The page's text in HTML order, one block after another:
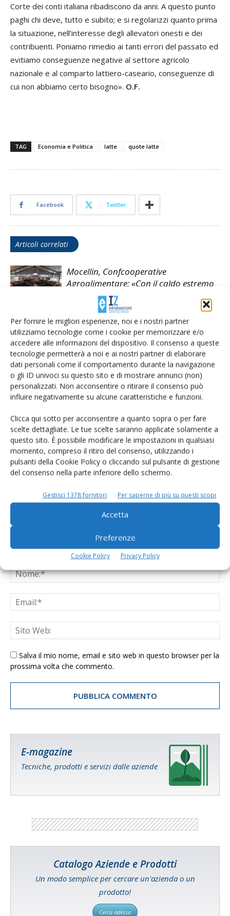
Per fornire le migliori esperienze, noi e i nostri partner
utilizziamo tecnologie come i cookie per memorizzare e/o
accedere alle informazioni del dispositivo. Il consenso a queste
tecnologie permetterà a noi e ai nostri partner di elaborare
dati personali come il comportamento durante la navigazione
o gli ID univoci su questo sito e di mostrare annunci (non)
personalizzati. Non acconsentire o ritirare il consenso può
influire negativamente su alcune caratteristiche e funzioni.
Clicca qui sotto per acconsentire a quanto sopra o per fare
scelte dettagliate. Le tue scelte saranno applicate solamente a
questo sito. È possibile modificare le impostazioni in qualsiasi
momento, compreso il ritiro del consenso, utilizzando i
pulsanti della Cookie Policy o cliccando sul pulsante di gestione
del consenso nella parte inferiore dello schermo.
Gestisci 1378 fornitori Per saperne di più su questi scopi
Accetta
Preferenze
Cookie Policy Privacy Policy
Corte dei conti italiana ribadiscono da anni. A questo punto
paghi chi deve, tutto e subito; e si regolarizzi quanto prima
la situazione, nell’interesse degli allevatori onesti e dei
contribuenti. Poniamo rimedio ai tanti errori del passato ed
evitiamo conseguenze negative al settore agricolo
nazionale e al comparto lattiero-caseario, conseguenze di
cui non abbiamo certo bisogno». O.F.
TAG Economia e Politica latte quote latte
Facebook Twitter
Articoli correlati
Mocellin, Confcooperative
Agroalimentare: «Con il caldo estremo
ridotta la produzione di latte»
Bresciangrana ferma il ritiro del latte e
la produzione fino al 31 agosto
Latte, salta l’intesa sul prezzo in Puglia
al tavolo regionale
LASCIA UN COMMENTO
Salva il mio nome, email e sito web in questo browser per la
prossima volta che commento.
E-magazine
Tecniche, prodotti e servizi dalle aziende
Catalogo Aziende e Prodotti
Un modo semplice per cercare un'azienda o un
prodotto!
Cerca adesso